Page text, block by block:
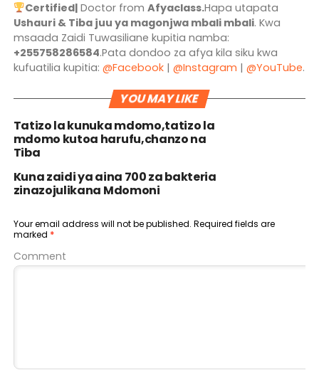
Certified| Doctor fromAfyaclass.Hapa utapata
Ushauri & Tiba juu ya magonjwa mbali mbali. Kwa
msaada Zaidi Tuwasiliane kupitia namba:
+255758286584.Pata dondoo za afya kila siku kwa
kufuatilia kupitia: @Facebook| @Instagram | @YouTube.
YOU MAY LIKE
Tatizo la kunuka mdomo,tatizo la
mdomo kutoa harufu,chanzo na
Tiba
Kuna zaidi ya aina 700 za bakteria
zinazojulikana Mdomoni
Your email address will not be published. Required fields are
marked *
Comment